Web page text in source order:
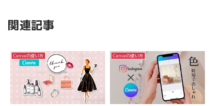
関連記事
Canvaの使い方 Canvaの使い方